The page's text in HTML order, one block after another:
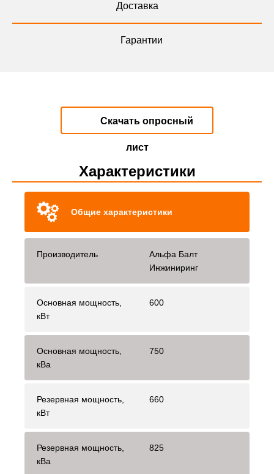
Доставка
Гарантии
Скачать опросный
лист
Характеристики
Общие характеристики
Производитель
Альфа Балт
Инжиниринг
Основная мощность,
кВт
600
Основная мощность,
кВа
750
Резервная мощность,
кВт
660
Резервная мощность,
кВа
825